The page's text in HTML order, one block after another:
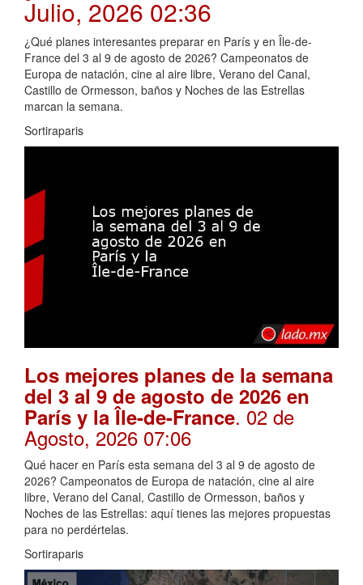
Julio, 2026 02:36
¿Qué planes interesantes preparar en París y en Île-de-
France del 3 al 9 de agosto de 2026? Campeonatos de
Europa de natación, cine al aire libre, Verano del Canal,
Castillo de Ormesson, baños y Noches de las Estrellas
marcan la semana.
Sortiraparis
Los mejores planes de la semana
del 3 al 9 de agosto de 2026 en
París y la Île-de-France. 02 de
Agosto, 2026 07:06
Qué hacer en París esta semana del 3 al 9 de agosto de
2026? Campeonatos de Europa de natación, cine al aire
libre, Verano del Canal, Castillo de Ormesson, baños y
Noches de las Estrellas: aquí tienes las mejores propuestas
para no perdértelas.
Sortiraparis